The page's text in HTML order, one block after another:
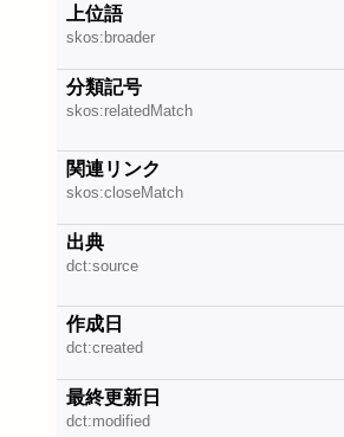
上位語
skos:broader
分類記号
skos:relatedMatch
関連リンク
skos:closeMatch
出典
dct:source
作成日
dct:created
最終更新日
dct:modified